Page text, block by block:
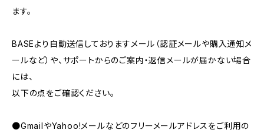
ます。
BASEより自動送信しておりますメール（認証メールや購入通知メ
ールなど）や、サポートからのご案内・返信メールが届かない場合
には、
以下の点をご確認ください。
●GmailやYahoo!メールなどのフリーメールアドレスをご利用の